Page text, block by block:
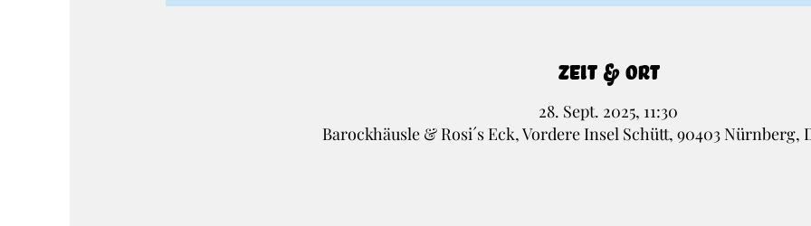
Zeit & Ort
28. Sept. 2025, 11:30
Barockhäusle & Rosi´s Eck, Vordere Insel Schütt, 90403 Nürnberg,